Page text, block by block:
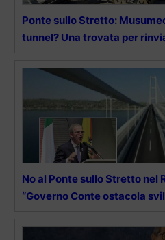
Ponte sullo Stretto:
tunnel? Una trovata per
No al Ponte sullo Stretto nel
“Governo Conte ostacola